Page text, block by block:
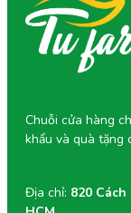
Chuỗi cửa hàng
khẩu và quà tặng
Địa chỉ: 820